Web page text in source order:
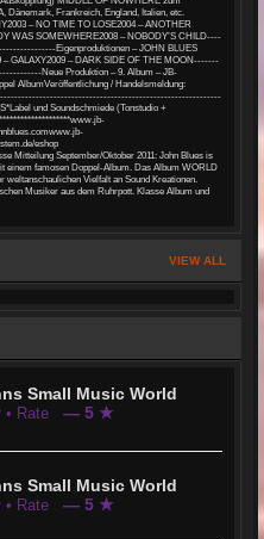
Dänemark, Frankreich, England, Italien, etc.
– NO TIME TO LOSE2004 – ANOTHER
WAS SOMEWHERE2008 – NOBODY’S CHILD----
Eigenproduktionen – JOHN BLUES
GALAXY2009 – DARK SIDE OF THE MOON-------
Neue Produktion – 9. Album – JB-
AlbumVeröffentlichung / Handelsmeldung:
und Soundschmiede (Tonstudio +
eshop
Mitteilung September/Oktober 2011: John Blues is
einem famosen Doppel-Album. Das Album WORLD
weltanschaulichen Vielfalt an Sound Kreationen.
Musiker aus dem Ruhrpott. Klasse Album und
VIEW ALL
Small Music World
• Rate — 5 ★
Small Music World
• Rate — 5 ★